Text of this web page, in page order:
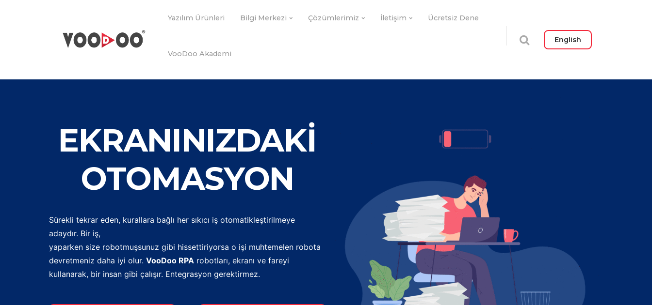
Yazılım Ürünleri Bilgi Merkezi Çözümlerimiz İletişim Ücretsiz Dene
VooDoo Akademi
English
EKRANINIZDAKİ
OTOMASYON
Sürekli tekrar eden, kurallara bağlı her sıkıcı iş otomatikleştirilmeye
adaydır. Bir iş,
yaparken size robotmuşsunuz gibi hissettiriyorsa o işi muhtemelen robota
devretmeniz daha iyi olur. VooDoo RPArobotları, ekranı ve fareyi
kullanarak, bir insan gibi çalışır. Entegrasyon gerektirmez.